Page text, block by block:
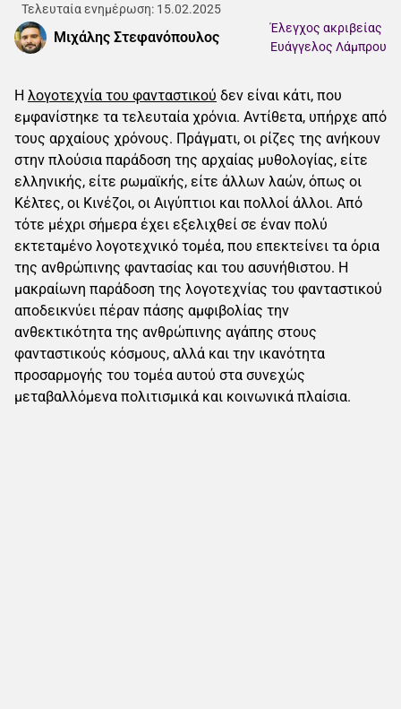
Τελευταία ενημέρωση: 15.02.2025
Μιχάλης Στεφανόπουλος
Έλεγχος ακριβείας
Ευάγγελος Λάμπρου
Η λογοτεχνία του φανταστικού δεν είναι κάτι, που
εμφανίστηκε τα τελευταία χρόνια. Αντίθετα, υπήρχε από
τους αρχαίους χρόνους. Πράγματι, οι ρίζες της ανήκουν
στην πλούσια παράδοση της αρχαίας μυθολογίας, είτε
ελληνικής, είτε ρωμαϊκής, είτε άλλων λαών, όπως οι
Κέλτες, οι Κινέζοι, οι Αιγύπτιοι και πολλοί άλλοι. Από
τότε μέχρι σήμερα έχει εξελιχθεί σε έναν πολύ
εκτεταμένο λογοτεχνικό τομέα, που επεκτείνει τα όρια
της ανθρώπινης φαντασίας και του ασυνήθιστου. Η
μακραίωνη παράδοση της λογοτεχνίας του φανταστικού
αποδεικνύει πέραν πάσης αμφιβολίας την
ανθεκτικότητα της ανθρώπινης αγάπης στους
φανταστικούς κόσμους, αλλά και την ικανότητα
προσαρμογής του τομέα αυτού στα συνεχώς
μεταβαλλόμενα πολιτισμικά και κοινωνικά πλαίσια.